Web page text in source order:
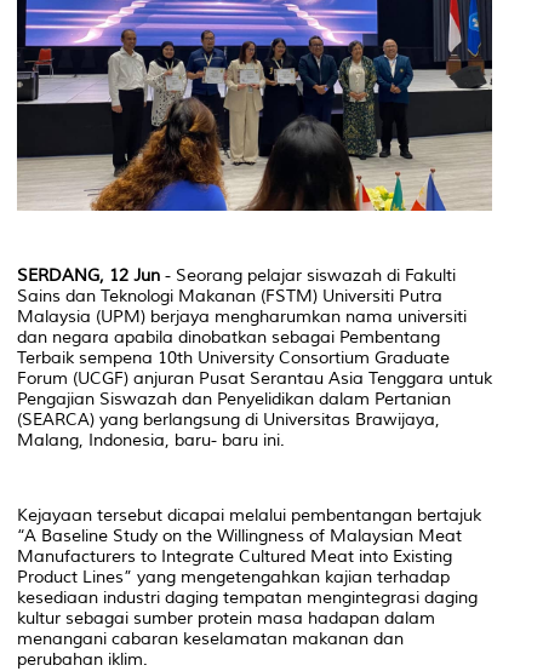
SERDANG, 12 Jun - Seorang pelajar siswazah di Fakulti
Sains dan Teknologi Makanan (FSTM) Universiti Putra
Malaysia (UPM) berjaya mengharumkan nama universiti
dan negara apabila dinobatkan sebagai Pembentang
Terbaik sempena 10th University Consortium Graduate
Forum (UCGF) anjuran Pusat Serantau Asia Tenggara untuk
Pengajian Siswazah dan Penyelidikan dalam Pertanian
(SEARCA) yang berlangsung di Universitas Brawijaya,
Malang, Indonesia, baru- baru ini.
Kejayaan tersebut dicapai melalui pembentangan bertajuk
“A Baseline Study on the Willingness of Malaysian Meat
Manufacturers to Integrate Cultured Meat into Existing
Product Lines” yang mengetengahkan kajian terhadap
kesediaan industri daging tempatan mengintegrasi daging
kultur sebagai sumber protein masa hadapan dalam
menangani cabaran keselamatan makanan dan
perubahan iklim.